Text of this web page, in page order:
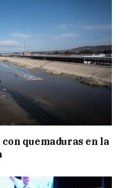
quemaduras en la